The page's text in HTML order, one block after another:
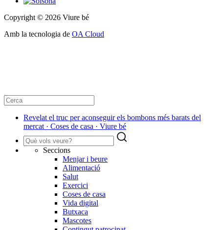
Copyright © 2026 Viure bé
Amb la tecnologia de OA Cloud
Revelat el truc per aconseguir els bombons més barats del
mercat · Coses de casa · Viure bé
Seccions
Menjar i beure
Alimentació
Salut
Exercici
Coses de casa
Vida digital
Butxaca
Mascotes